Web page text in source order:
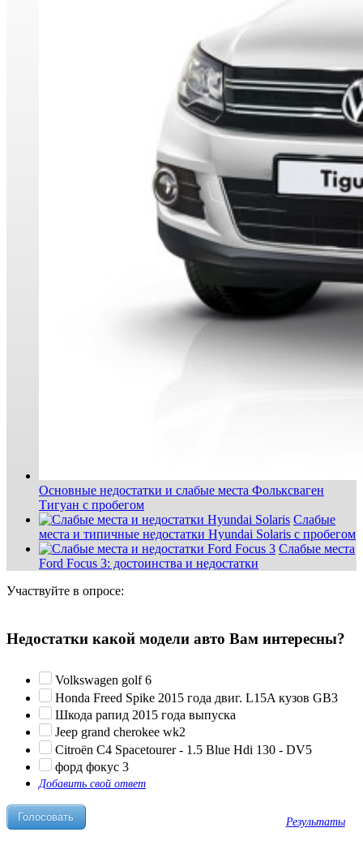
Основные недостатки и слабые места Фольксваген
Тигуан с пробегом
Слабые
места и типичные недостатки Hyundai Solaris с пробегом
Слабые места
Ford Focus 3: достоинства и недостатки
Участвуйте в опросе:
Недостатки какой модели авто Вам интересны?
Volkswagen golf 6
Honda Freed Spike 2015 года двиг. L15A кузов GB3
Шкода рапид 2015 года выпуска
Jeep grand cherokee wk2
Citroën C4 Spacetourer - 1.5 Blue Hdi 130 - DV5
форд фокус 3
Добавить свой ответ
Результаты